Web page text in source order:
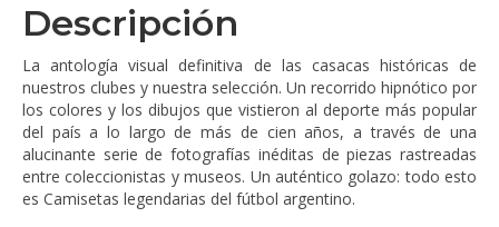
Descripción
La antología visual definitiva de las casacas históricas de
nuestros clubes y nuestra selección. Un recorrido hipnótico por
los colores y los dibujos que vistieron al deporte más popular
del país a lo largo de más de cien años, a través de una
alucinante serie de fotografías inéditas de piezas rastreadas
entre coleccionistas y museos. Un auténtico golazo: todo esto
es Camisetas legendarias del fútbol argentino.